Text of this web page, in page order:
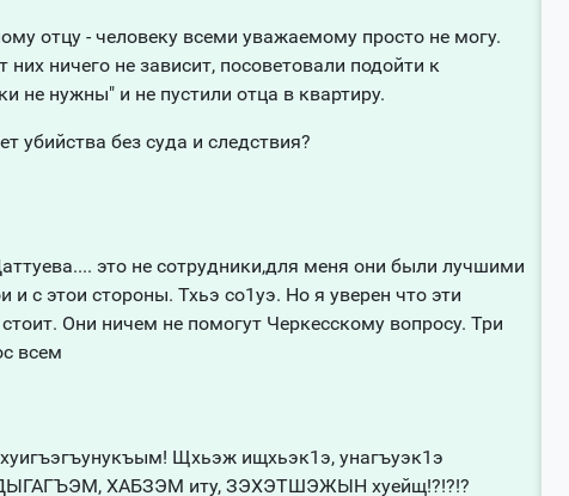
отцу - человеку всеми уважаемому просто не могу.
ничего не зависит, посоветовали подойти к
не нужны" и не пустили отца в квартиру.
убийства без суда и следствия?
это не сотрудники,для меня они были лучшими
с этои стороны. Тхьэ со1уэ. Но я уверен что эти
Они ничем не помогут Черкесскому вопросу. Три
всем
Щхьэж ищхьэк1э, унагъуэк1э
ХАБЗЭМ иту, ЗЭХЭТШЭЖЫН хуейщ!?!?!?